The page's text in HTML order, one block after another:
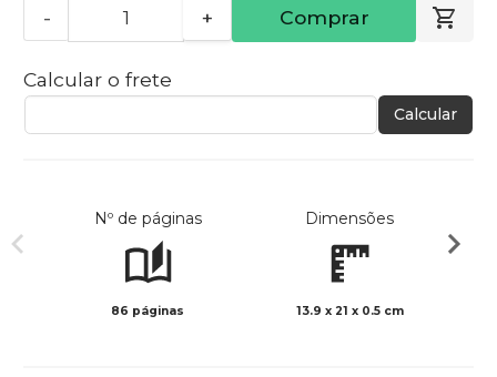
- + Comprar
Calcular o frete
Calcular
Nº de páginas
86 páginas
Dimensões
13.9 x 21 x 0.5 cm